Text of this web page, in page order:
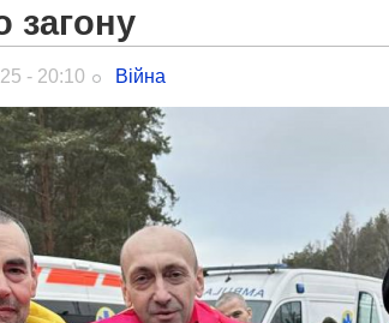
загону
- 20:10 Війна